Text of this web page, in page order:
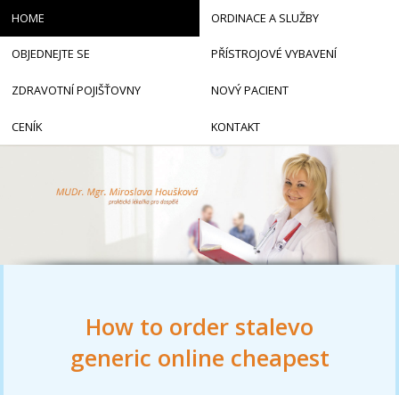
How to order stalevo
generic online cheapest
HOME ORDINACE A SLUŽBY
OBJEDNEJTE SE PŘÍSTROJOVÉ VYBAVENÍ
ZDRAVOTNÍ POJIŠŤOVNY NOVÝ PACIENT
CENÍK KONTAKT